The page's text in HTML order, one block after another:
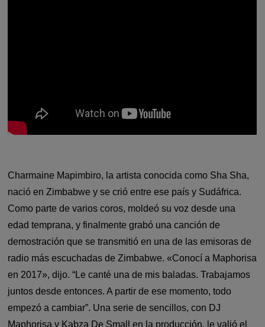
Charmaine Mapimbiro, la artista conocida como Sha Sha,
nació en Zimbabwe y se crió entre ese país y Sudáfrica.
Como parte de varios coros, moldeó su voz desde una
edad temprana, y finalmente grabó una canción de
demostración que se transmitió en una de las emisoras de
radio más escuchadas de Zimbabwe. «Conocí a Maphorisa
en 2017», dijo. “Le canté una de mis baladas. Trabajamos
juntos desde entonces. A partir de ese momento, todo
empezó a cambiar”. Una serie de sencillos, con DJ
Maphorisa y Kabza De Small en la producción, le valió el